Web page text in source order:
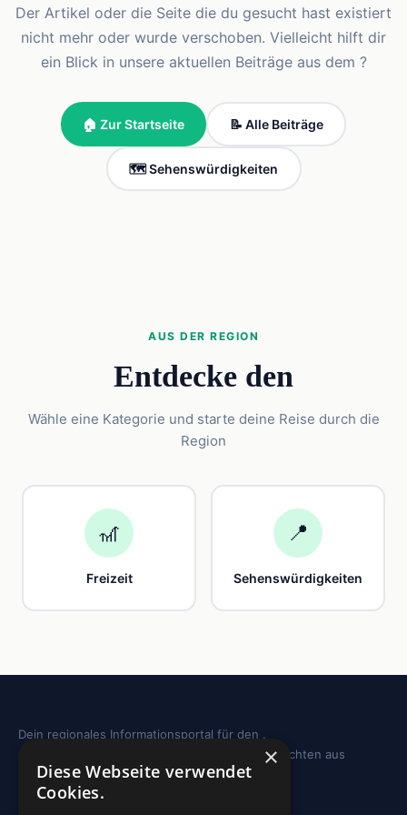
Der Artikel oder die Seite die du gesucht hast existiert
nicht mehr oder wurde verschoben. Vielleicht hilft dir
ein Blick in unsere aktuellen Beiträge aus dem ?
🏠 Zur Startseite 📝 Alle Beiträge
🗺️ Sehenswürdigkeiten
AUS DER REGION
Entdecke den
Wähle eine Kategorie und starte deine Reise durch die
Region
🎢
Freizeit
📍
Sehenswürdigkeiten
Dein regionales Informationsportal für den .
Sehenswürdigkeiten, Ausflugstipps und Geschichten aus
deiner Region.
×
Diese Webseite verwendet
Cookies.